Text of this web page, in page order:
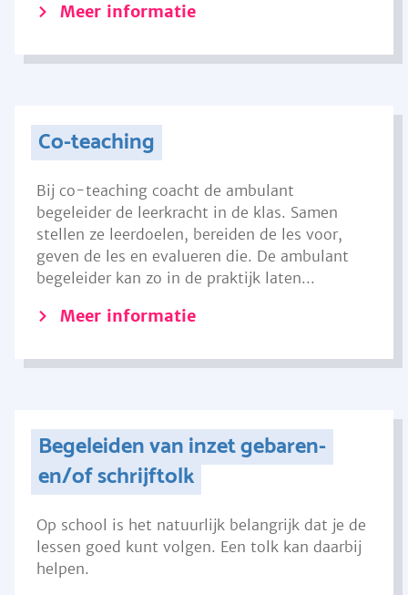
Meer informatie
Co-teaching
Bij co-teaching coacht de ambulant
begeleider de leerkracht in de klas. Samen
stellen ze leerdoelen, bereiden de les voor,
geven de les en evalueren die. De ambulant
begeleider kan zo in de praktijk laten...
Meer informatie
Begeleiden van inzet gebaren-
en/of schrijftolk
Op school is het natuurlijk belangrijk dat je de
lessen goed kunt volgen. Een tolk kan daarbij
helpen.